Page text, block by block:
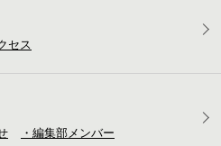
セス
・編集部メンバー